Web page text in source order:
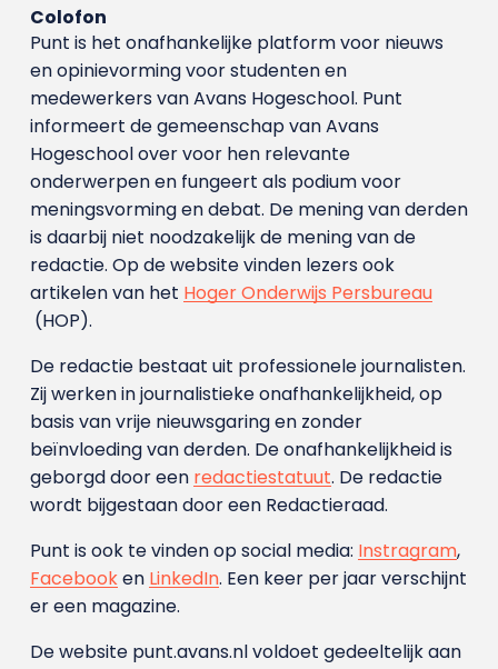
Colofon
Punt is het onafhankelijke platform voor nieuws
en opinievorming voor studenten en
medewerkers van Avans Hoge­school. Punt
informeert de gemeenschap van Avans
Hogeschool over voor hen relevante
onderwerpen en fungeert als podium voor
meningsvorming en debat. De mening van derden
is daarbij niet noodzakelijk de mening van de
redactie. Op de website vinden lezers ook
artikelen van het Hoger Onderwijs Persbureau
(HOP).
De redactie bestaat uit professionele journalisten.
Zij werken in journalistieke onafhankelijkheid, op
basis van vrije nieuwsgaring en zonder
beïnvloeding van derden. De onafhankelijkheid is
geborgd door een redactiestatuut. De redactie
wordt bijgestaan door een Redactieraad.
Punt is ook te vinden op social media: Instragram,
Facebooken LinkedIn. Een keer per jaar verschijnt
er een magazine.
De website punt.avans.nl voldoet gedeeltelijk aan